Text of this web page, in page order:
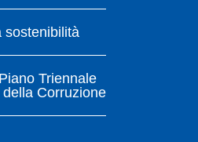
sostenibilità
Triennale
Corruzione